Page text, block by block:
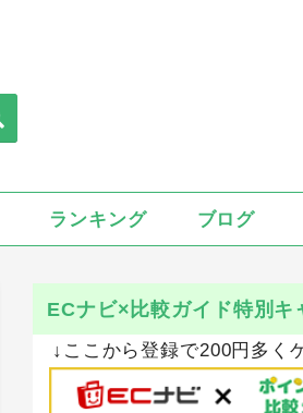
ランキング ブログ
ECナビ×比較ガイド特別キ
↓ここから登録で200円多く